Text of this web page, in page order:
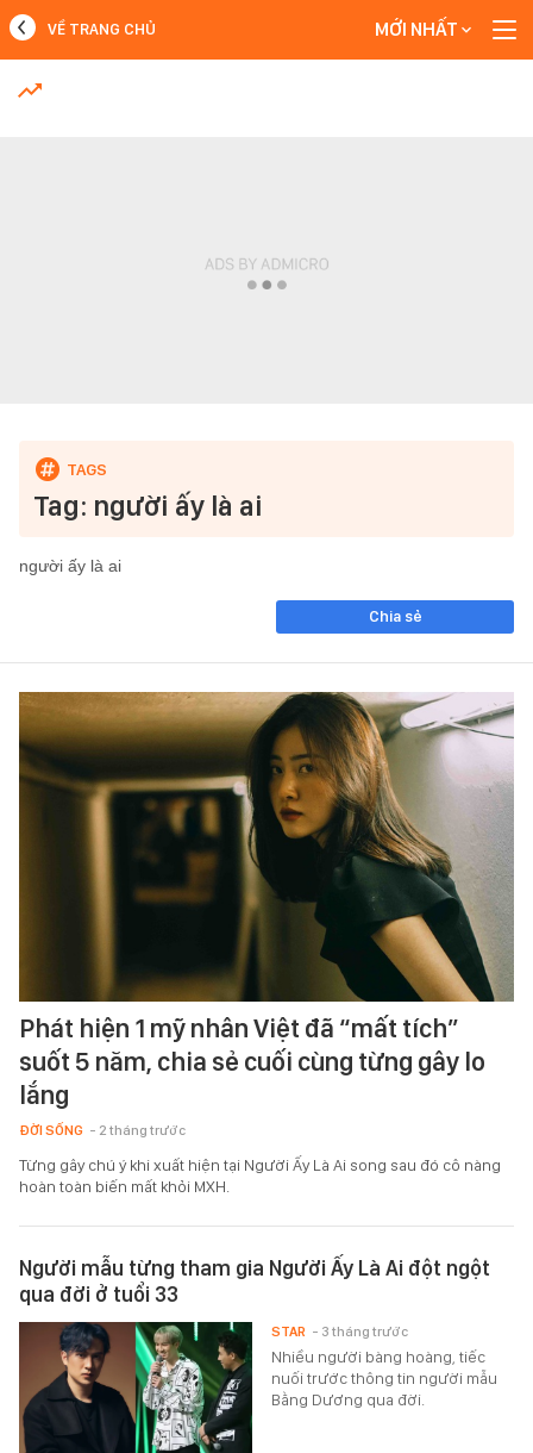
MỚI NHẤT
VỀ TRANG CHỦ MỚI NHẤT
Tag: người ấy là ai
người ấy là ai
Chia sẻ
Phát hiện 1 mỹ nhân Việt đã “mất tích”
suốt 5 năm, chia sẻ cuối cùng từng gây lo
lắng
ĐỜI SỐNG - 2 tháng trước
Từng gây chú ý khi xuất hiện tại Người Ấy Là Ai song sau đó cô nàng
hoàn toàn biến mất khỏi MXH.
Người mẫu từng tham gia Người Ấy Là Ai đột ngột
qua đời ở tuổi 33
Nhiều người bàng hoàng, tiếc
nuối trước thông tin người mẫu
Bằng Dương qua đời.
STAR - 3 tháng trước